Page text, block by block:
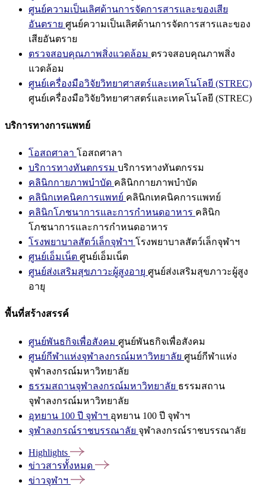
ศูนย์ความเป็นเลิศด้านการจัดการสารและของเสีย
อันตราย ศูนย์ความเป็นเลิศด้านการจัดการสารและของ
เสียอันตราย
ตรวจสอบคุณภาพสิ่งแวดล้อม ตรวจสอบคุณภาพสิ่ง
แวดล้อม
ศูนย์เครื่องมือวิจัยวิทยาศาสตร์และเทคโนโลยี (STREC)
ศูนย์เครื่องมือวิจัยวิทยาศาสตร์และเทคโนโลยี (STREC)
บริการทางการแพทย์
โอสถศาลา โอสถศาลา
บริการทางทันตกรรม บริการทางทันตกรรม
คลินิกกายภาพบำบัด คลินิกกายภาพบำบัด
คลินิกเทคนิคการแพทย์ คลินิกเทคนิคการแพทย์
คลินิกโภชนาการและการกำหนดอาหาร คลินิก
โภชนาการและการกำหนดอาหาร
โรงพยาบาลสัตว์เล็กจุฬาฯ โรงพยาบาลสัตว์เล็กจุฬาฯ
ศูนย์เอ็มเน็ต ศูนย์เอ็มเน็ต
ศูนย์ส่งเสริมสุขภาวะผู้สูงอายุ ศูนย์ส่งเสริมสุขภาวะผู้สูง
อายุ
พื้นที่สร้างสรรค์
ศูนย์พันธกิจเพื่อสังคม ศูนย์พันธกิจเพื่อสังคม
ศูนย์กีฬาแห่งจุฬาลงกรณ์มหาวิทยาลัย ศูนย์กีฬาแห่ง
จุฬาลงกรณ์มหาวิทยาลัย
ธรรมสถานจุฬาลงกรณ์มหาวิทยาลัย ธรรมสถาน
จุฬาลงกรณ์มหาวิทยาลัย
อุทยาน 100 ปี จุฬาฯ อุทยาน 100 ปี จุฬาฯ
จุฬาลงกรณ์ราชบรรณาลัย จุฬาลงกรณ์ราชบรรณาลัย
Highlights
ข่าวสารทั้งหมด
ข่าวจุฬาฯ